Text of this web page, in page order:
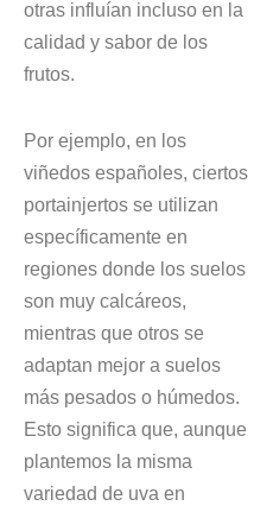
otras influían incluso en la
calidad y sabor de los
frutos.
Por ejemplo, en los
viñedos españoles, ciertos
portainjertos se utilizan
específicamente en
regiones donde los suelos
son muy calcáreos,
mientras que otros se
adaptan mejor a suelos
más pesados o húmedos.
Esto significa que, aunque
plantemos la misma
variedad de uva en